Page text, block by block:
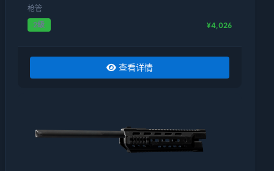
枪管
2级
¥4,026
查看详情